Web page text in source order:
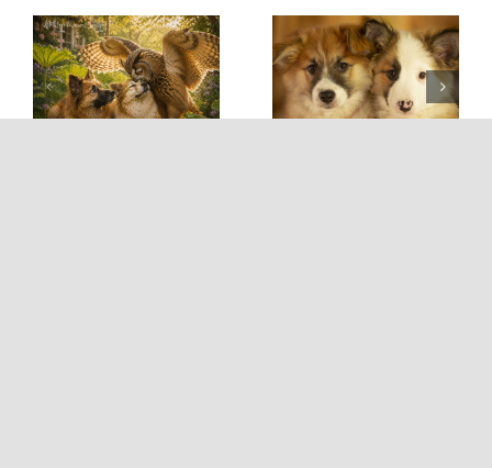
Pretty Twittie
Stinkie
criminals